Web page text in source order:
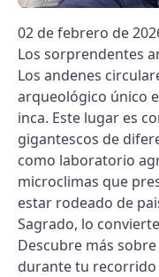
02 de febrero de
Los sorprendentes
Los andenes
arqueológico único
inca. Este lugar es
gigantescos de
como laboratorio
microclimas que
estar rodeado de
Sagrado, lo
Descubre más sobre
durante tu recorrido